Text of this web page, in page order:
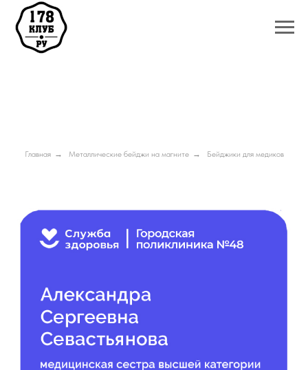
Главная → Металлические бейджи на магните → Бейджики для медиков